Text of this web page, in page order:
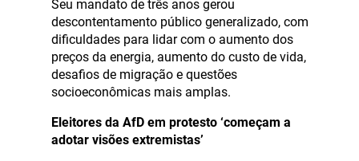
Seu mandato de três anos gerou
descontentamento público generalizado, com
dificuldades para lidar com o aumento dos
preços da energia, aumento do custo de vida,
desafios de migração e questões
socioeconômicas mais amplas.
Eleitores da AfD em protesto ‘começam a
adotar visões extremistas’